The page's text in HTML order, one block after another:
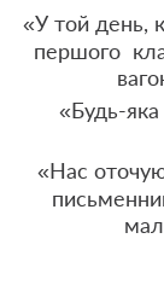
«У той день,
першого
«Будь-яка
«Нас